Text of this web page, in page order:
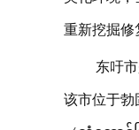
重新挖掘修
东吁
该市位于勃